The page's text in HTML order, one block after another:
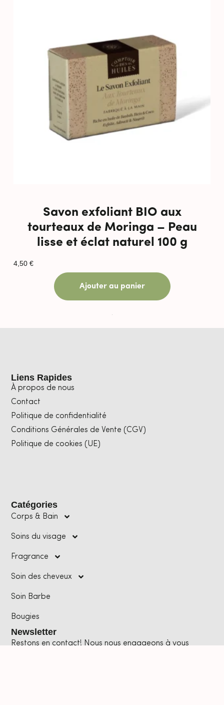
Savon exfoliant BIO aux
tourteaux de Moringa – Peau
lisse et éclat naturel 100 g
4,50 €
Ajouter au panier
Catégories
Corps & Bain
Soins du visage
Fragrance
Soin des cheveux
Soin Barbe
Bougies
Liens Rapides
À propos de nous
Contact
Politique de confidentialité
Conditions Générales de Vente (CGV)
Politique de cookies (UE)
Newsletter
Restons en contact! Nous nous engageons à vous